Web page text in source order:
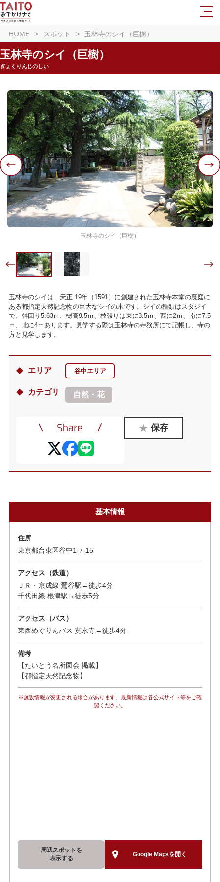
HOME スポット 玉林寺のシイ（巨樹）
玉林寺のシイ（巨樹）
ぎょくりんじのしい
玉林寺のシイ（巨樹）
玉林寺のシイは、天正 19年（1591）に創建された玉林寺本堂の裏庭に
ある都指定天然記念物の巨大なシイの木です。シイの種類はスダジイ
で、幹回り5.63ｍ、樹高9.5ｍ、枝張りは東に3.5ｍ、西に2ｍ、南に7.5
ｍ、北に4ｍあります。見学する際は玉林寺の寺務所にて記帳し、寺の
方と見学します。
エリア 谷中エリア
カテゴリ 自然・花
保存
基本情報
住所
東京都台東区谷中1-7-15
アクセス（鉄道）
ＪＲ・京成線 鶯谷駅→徒歩4分
千代田線 根津駅→徒歩5分
アクセス（バス）
東西めぐりんバス 寛永寺→徒歩4分
備考
【たいとう名所図会 掲載】
【都指定天然記念物】
※施設情報が変更される場合があります。最新情報は各公式サイト等をご確
認ください。
周辺スポットを
表示する
Google Mapsを開く